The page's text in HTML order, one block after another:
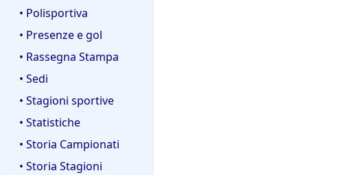
• Polisportiva
• Presenze e gol
• Rassegna Stampa
• Sedi
• Stagioni sportive
• Statistiche
• Storia Campionati
• Storia Stagioni